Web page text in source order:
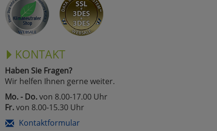
KONTAKT
Haben Sie Fragen?
Wir helfen Ihnen gerne weiter.
Mo. - Do.von 8.00-17.00 Uhr
Fr.von 8.00-15.30 Uhr
Kontaktformular